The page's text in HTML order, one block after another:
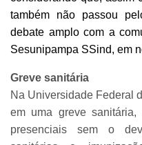
também não passou
debate amplo com a
Sesunipampa SSind, em
Greve sanitária
Na Universidade Federal
em uma greve
presenciais sem o